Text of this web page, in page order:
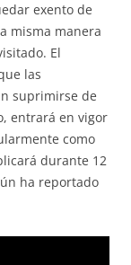
exento de
misma manera
El
las
suprimirse de
entrará en vigor
como
durante 12
ha reportado